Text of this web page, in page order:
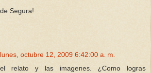
Segura!
lunes, octubre 12, 2009 6:42:00 a. m.
el relato y las imagenes. ¿Como logras